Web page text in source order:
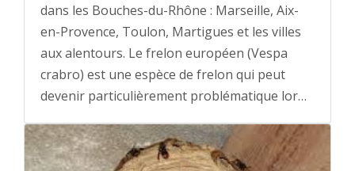
dans les Bouches-du-Rhône : Marseille, Aix-
en-Provence, Toulon, Martigues et les villes
aux alentours. Le frelon européen (Vespa
crabro) est une espèce de frelon qui peut
devenir particulièrement problématique lor…